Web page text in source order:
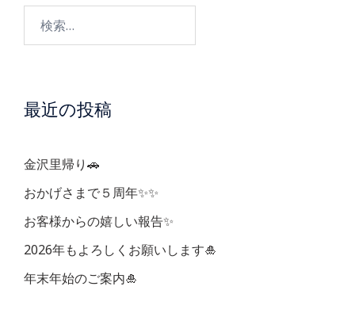
最近の投稿
金沢里帰り🚗
おかげさまで５周年✨✨
お客様からの嬉しい報告✨
2026年もよろしくお願いします🎍
年末年始のご案内🎍